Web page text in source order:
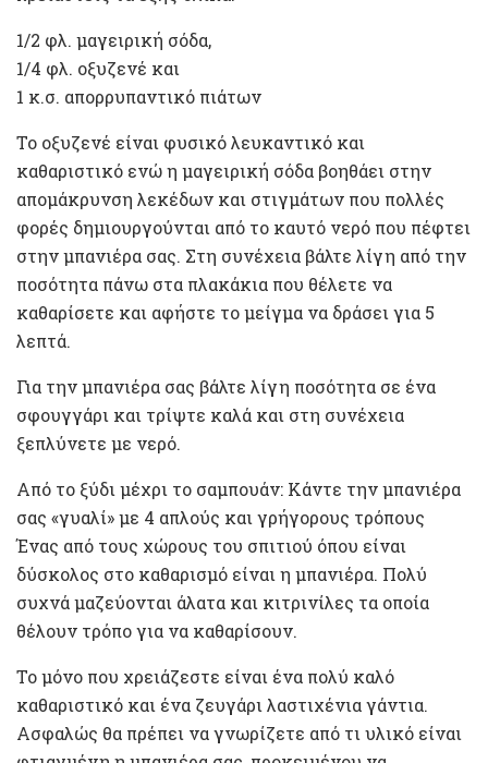
1/2 φλ. μαγειρική σόδα,
1/4 φλ. οξυζενέ και
1 κ.σ. απορρυπαντικό πιάτων
Το οξυζενέ είναι φυσικό λευκαντικό και
καθαριστικό ενώ η μαγειρική σόδα βοηθάει στην
απομάκρυνση λεκέδων και στιγμάτων που πολλές
φορές δημιουργούνται από το καυτό νερό που πέφτει
στην μπανιέρα σας. Στη συνέχεια βάλτε λίγη από την
ποσότητα πάνω στα πλακάκια που θέλετε να
καθαρίσετε και αφήστε το μείγμα να δράσει για 5
λεπτά.
Για την μπανιέρα σας βάλτε λίγη ποσότητα σε ένα
σφουγγάρι και τρίψτε καλά και στη συνέχεια
ξεπλύνετε με νερό.
Από το ξύδι μέχρι το σαμπουάν: Κάντε την μπανιέρα
σας «γυαλί» με 4 απλούς και γρήγορους τρόπους
Ένας από τους χώρους του σπιτιού όπου είναι
δύσκολος στο καθαρισμό είναι η μπανιέρα. Πολύ
συχνά μαζεύονται άλατα και κιτρινίλες τα οποία
θέλουν τρόπο για να καθαρίσουν.
Το μόνο που χρειάζεστε είναι ένα πολύ καλό
καθαριστικό και ένα ζευγάρι λαστιχένια γάντια.
Ασφαλώς θα πρέπει να γνωρίζετε από τι υλικό είναι